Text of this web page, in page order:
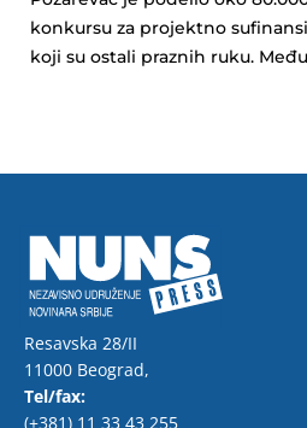
konkursu za projektno
koji su ostali praznih ruku.
Resavska 28/II
11000 Beograd,
Tel/fax:
(+381) 11 33 43 255